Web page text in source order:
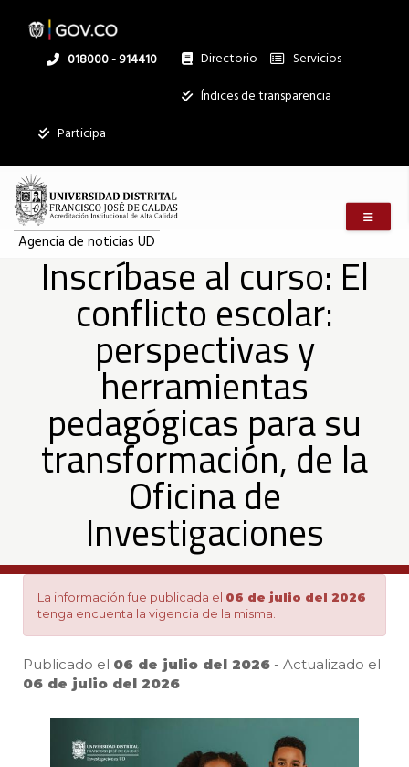
Inscríbase
curso:
El
conflicto
escolar:
perspectivas
herramientas
pedagógicas
para
su
transformación,
contenido
Linea
018000 - 914410 Directorio
Institucional
Servicios
Índices de transparencia
Participa
Agencia de noticias UD
Inscríbase al curso: El
conflicto escolar:
perspectivas y
herramientas
pedagógicas para su
transformación, de la
Oficina de
Investigaciones
La información fue publicada el 06 de julio del 2026
tenga encuenta la vigencia de la misma.
Publicado el 06 de julio del 2026 - Actualizado el
06 de julio del 2026